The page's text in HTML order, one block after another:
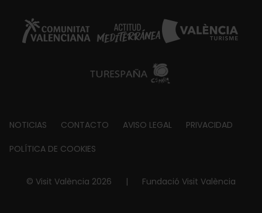
Footer
about
NOTICIAS CONTACTO AVISO LEGAL PRIVACIDAD
POLÍTICA DE COOKIES
© Visit València 2026 | Fundació Visit València